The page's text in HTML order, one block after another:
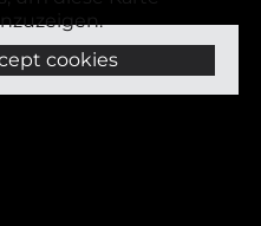
cookies